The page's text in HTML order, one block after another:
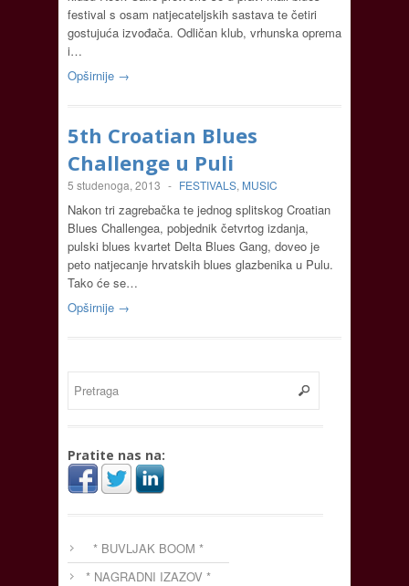
festival s osam natjecateljskih sastava te četiri
gostujuća izvođača. Odličan klub, vrhunska oprema
i…
Opširnije →
5th Croatian Blues
Challenge u Puli
5 studenoga, 2013 - FESTIVALS, MUSIC
Nakon tri zagrebačka te jednog splitskog Croatian
Blues Challengea, pobjednik četvrtog izdanja,
pulski blues kvartet Delta Blues Gang, doveo je
peto natjecanje hrvatskih blues glazbenika u Pulu.
Tako će se…
Opširnije →
Pratite nas na:
* BUVLJAK BOOM *
* NAGRADNI IZAZOV *